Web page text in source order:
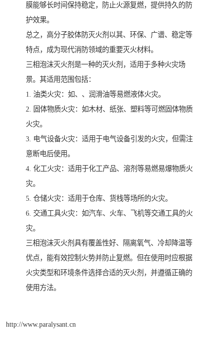
膜能够长时间保持稳定，防止火源复燃，提供持久的防
护效果。
总之，高分子胶体防灭火剂以其、环保、广谱、稳定等
特点，成为现代消防领域的重要灭火材料。
三相泡沫灭火剂是一种的灭火剂，适用于多种火灾场
景。其适用范围包括：
1. 油类火灾：如、、润滑油等易燃液体火灾。
2. 固体物质火灾：如木材、纸张、塑料等可燃固体物质
火灾。
3. 电气设备火灾：适用于电气设备引发的火灾，但需注
意断电后使用。
4. 化工火灾：适用于化工产品、溶剂等易燃易爆物质火
灾。
5. 仓储火灾：适用于仓库、货栈等场所的火灾。
6. 交通工具火灾：如汽车、火车、飞机等交通工具的火
灾。
三相泡沫灭火剂具有覆盖性好、隔离氧气、冷却降温等
优点，能有效控制火势并防止复燃。但在使用时应根据
火灾类型和环境条件选择合适的灭火剂，并遵循正确的
使用方法。
http://www.paralysant.cn